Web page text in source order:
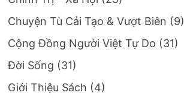
Chuyện Tù Cải Tạo & Vượt Biên (9)
Cộng Đồng Người Việt Tự Do (31)
Đời Sống (31)
Giới Thiệu Sách (4)